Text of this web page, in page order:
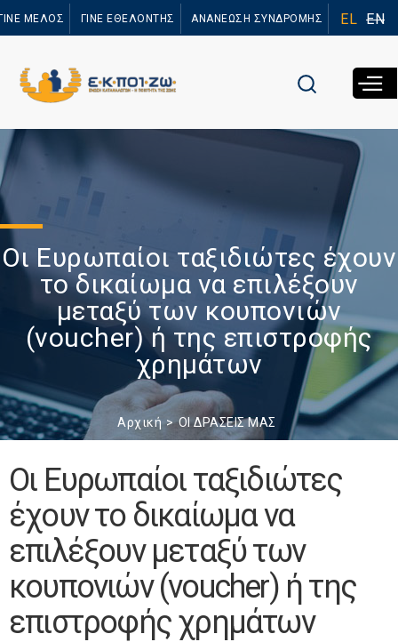
προς το
ΜΕΛΟΣ ΓΙΝΕ ΕΘΕΛΟΝΤΗΣ ΑΝΑΝΕΩΣΗ ΣΥΝΔΡΟΜΗΣ EL EN
Οι Ευρωπαίοι ταξιδιώτες έχουν
το δικαίωμα να επιλέξουν
μεταξύ των κουπονιών
(voucher) ή της επιστροφής
χρημάτων
Αρχική ΟΙ ΔΡΑΣΕΙΣ ΜΑΣ
Οι Ευρωπαίοι ταξιδιώτες
έχουν το δικαίωμα να
επιλέξουν μεταξύ των
κουπονιών (voucher) ή της
επιστροφής χρημάτων